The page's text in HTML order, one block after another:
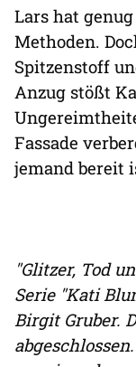
Lars hat
Methoden.
Spitzenstoff
Anzug stößt
Fassade
jemand bereit
"Glitzer, Tod
Serie "Kati
Birgit Gruber.